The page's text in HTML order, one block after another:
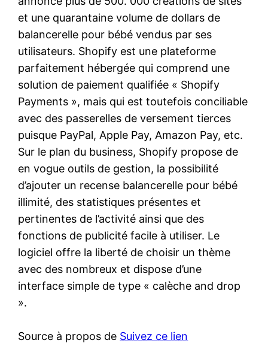
et une quarantaine volume de dollars de
balancerelle pour bébé vendus par ses
utilisateurs. Shopify est une plateforme
parfaitement hébergée qui comprend une
solution de paiement qualifiée « Shopify
Payments », mais qui est toutefois conciliable
avec des passerelles de versement tierces
puisque PayPal, Apple Pay, Amazon Pay, etc.
Sur le plan du business, Shopify propose de
en vogue outils de gestion, la possibilité
d’ajouter un recense balancerelle pour bébé
illimité, des statistiques présentes et
pertinentes de l’activité ainsi que des
fonctions de publicité facile à utiliser. Le
logiciel offre la liberté de choisir un thème
avec des nombreux et dispose d’une
interface simple de type « calèche and drop
».
Source à propos de Suivez ce lien